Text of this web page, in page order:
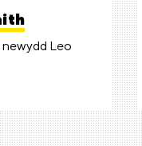
newydd Leo